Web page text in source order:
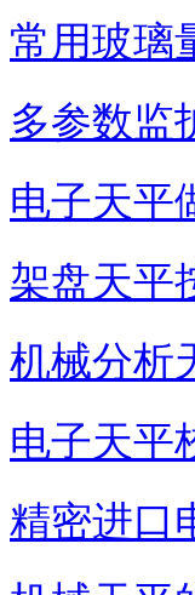
常用玻璃
多参数监
电子天平
架盘天平
机械分析
电子天平
精密进口